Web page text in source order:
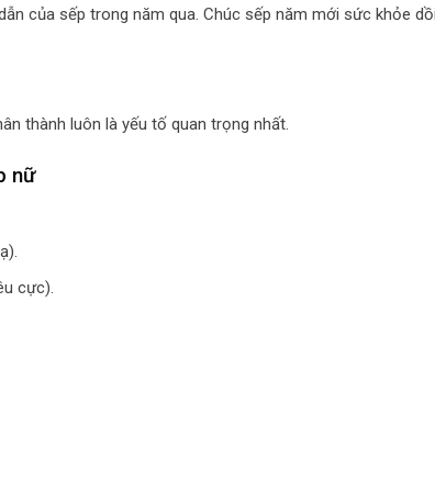
của sếp trong năm qua. Chúc sếp năm mới sức khỏe
thành luôn là yếu tố quan trọng nhất.
nữ
cực).